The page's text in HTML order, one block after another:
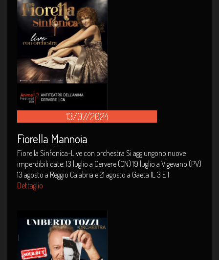
13/07/2024
Fiorella Mannoia
Fiorella Sinfonica-Live con orchestra Si aggiungono nuove
imperdibili date: 13 luglio a Cervere (CN) 19 luglio a Vigevano (PV)
13 agosto a Reggio Calabria e 21 agosto a Gaeta IL 3 E I
Dettaglio